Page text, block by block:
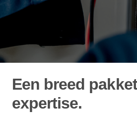
Een breed
expertise.